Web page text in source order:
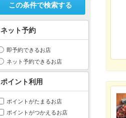
この条件で検索する
ネット予約
即予約できるお店
ネット予約できるお店
ポイント利用
ポイントがたまるお店
ポイントがつかえるお店